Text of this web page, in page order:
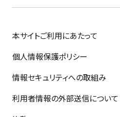
本サイトご利用にあたって
個人情報保護ポリシー
情報セキュリティへの取組み
利用者情報の外部送信について